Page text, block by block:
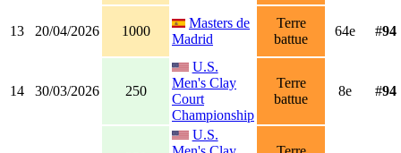
13 20/04/2026 1000
Masters de
Madrid
Terre
battue
64e #94
14 30/03/2026 250
U.S.
Men's Clay
Court
Championship
Terre
battue
8e #94
U.S.